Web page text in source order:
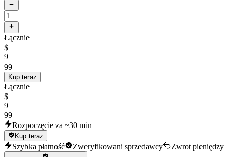
Łącznie
$
9
99
Kup teraz
Łącznie
$
9
99
Rozpoczęcie za ~30 min
Kup teraz
Szybka płatność Zweryfikowani sprzedawcy Zwrot pieniędzy